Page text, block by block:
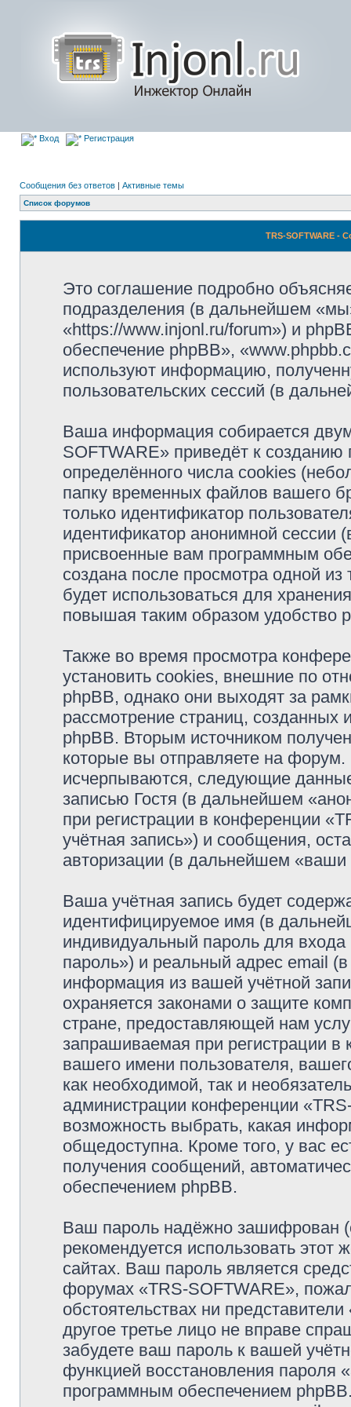
Вход Регистрация
Сообщения без ответов | Активные темы
Список форумов
TRS-SOFTWARE -
Это соглашение подробно
подразделения (в дальнейшем
«https://www.injonl.ru/forum») и
обеспечение phpBB»,
используют информацию,
пользовательских сессий (в
Ваша информация собирается
SOFTWARE» приведёт к
определённого числа cookies
папку временных файлов вашего
только идентификатор
идентификатор анонимной сессии
присвоенные вам программным
создана после просмотра одной
будет использоваться для
повышая таким образом удобство
Также во время просмотра
установить cookies, внешние по
phpBB, однако они выходят за
рассмотрение страниц,
phpBB. Вторым источником
которые вы отправляете на
исчерпываются, следующие
записью Гостя (в дальнейшем
при регистрации в конференции
учётная запись») и сообщения,
авторизации (в дальнейшем
Ваша учётная запись будет
идентифицируемое имя (в
индивидуальный пароль для
пароль») и реальный адрес email
информация из вашей учётной
охраняется законами о защите
стране, предоставляющей нам
запрашиваемая при регистрации
вашего имени пользователя,
как необходимой, так и
администрации конференции
возможность выбрать, какая
общедоступна. Кроме того, у вас
получения сообщений,
обеспечением phpBB.
Ваш пароль надёжно зашифрован
рекомендуется использовать этот
сайтах. Ваш пароль является
форумах «TRS-SOFTWARE»,
обстоятельствах ни
другое третье лицо не вправе
забудете ваш пароль к вашей
функцией восстановления пароля
программным обеспечением